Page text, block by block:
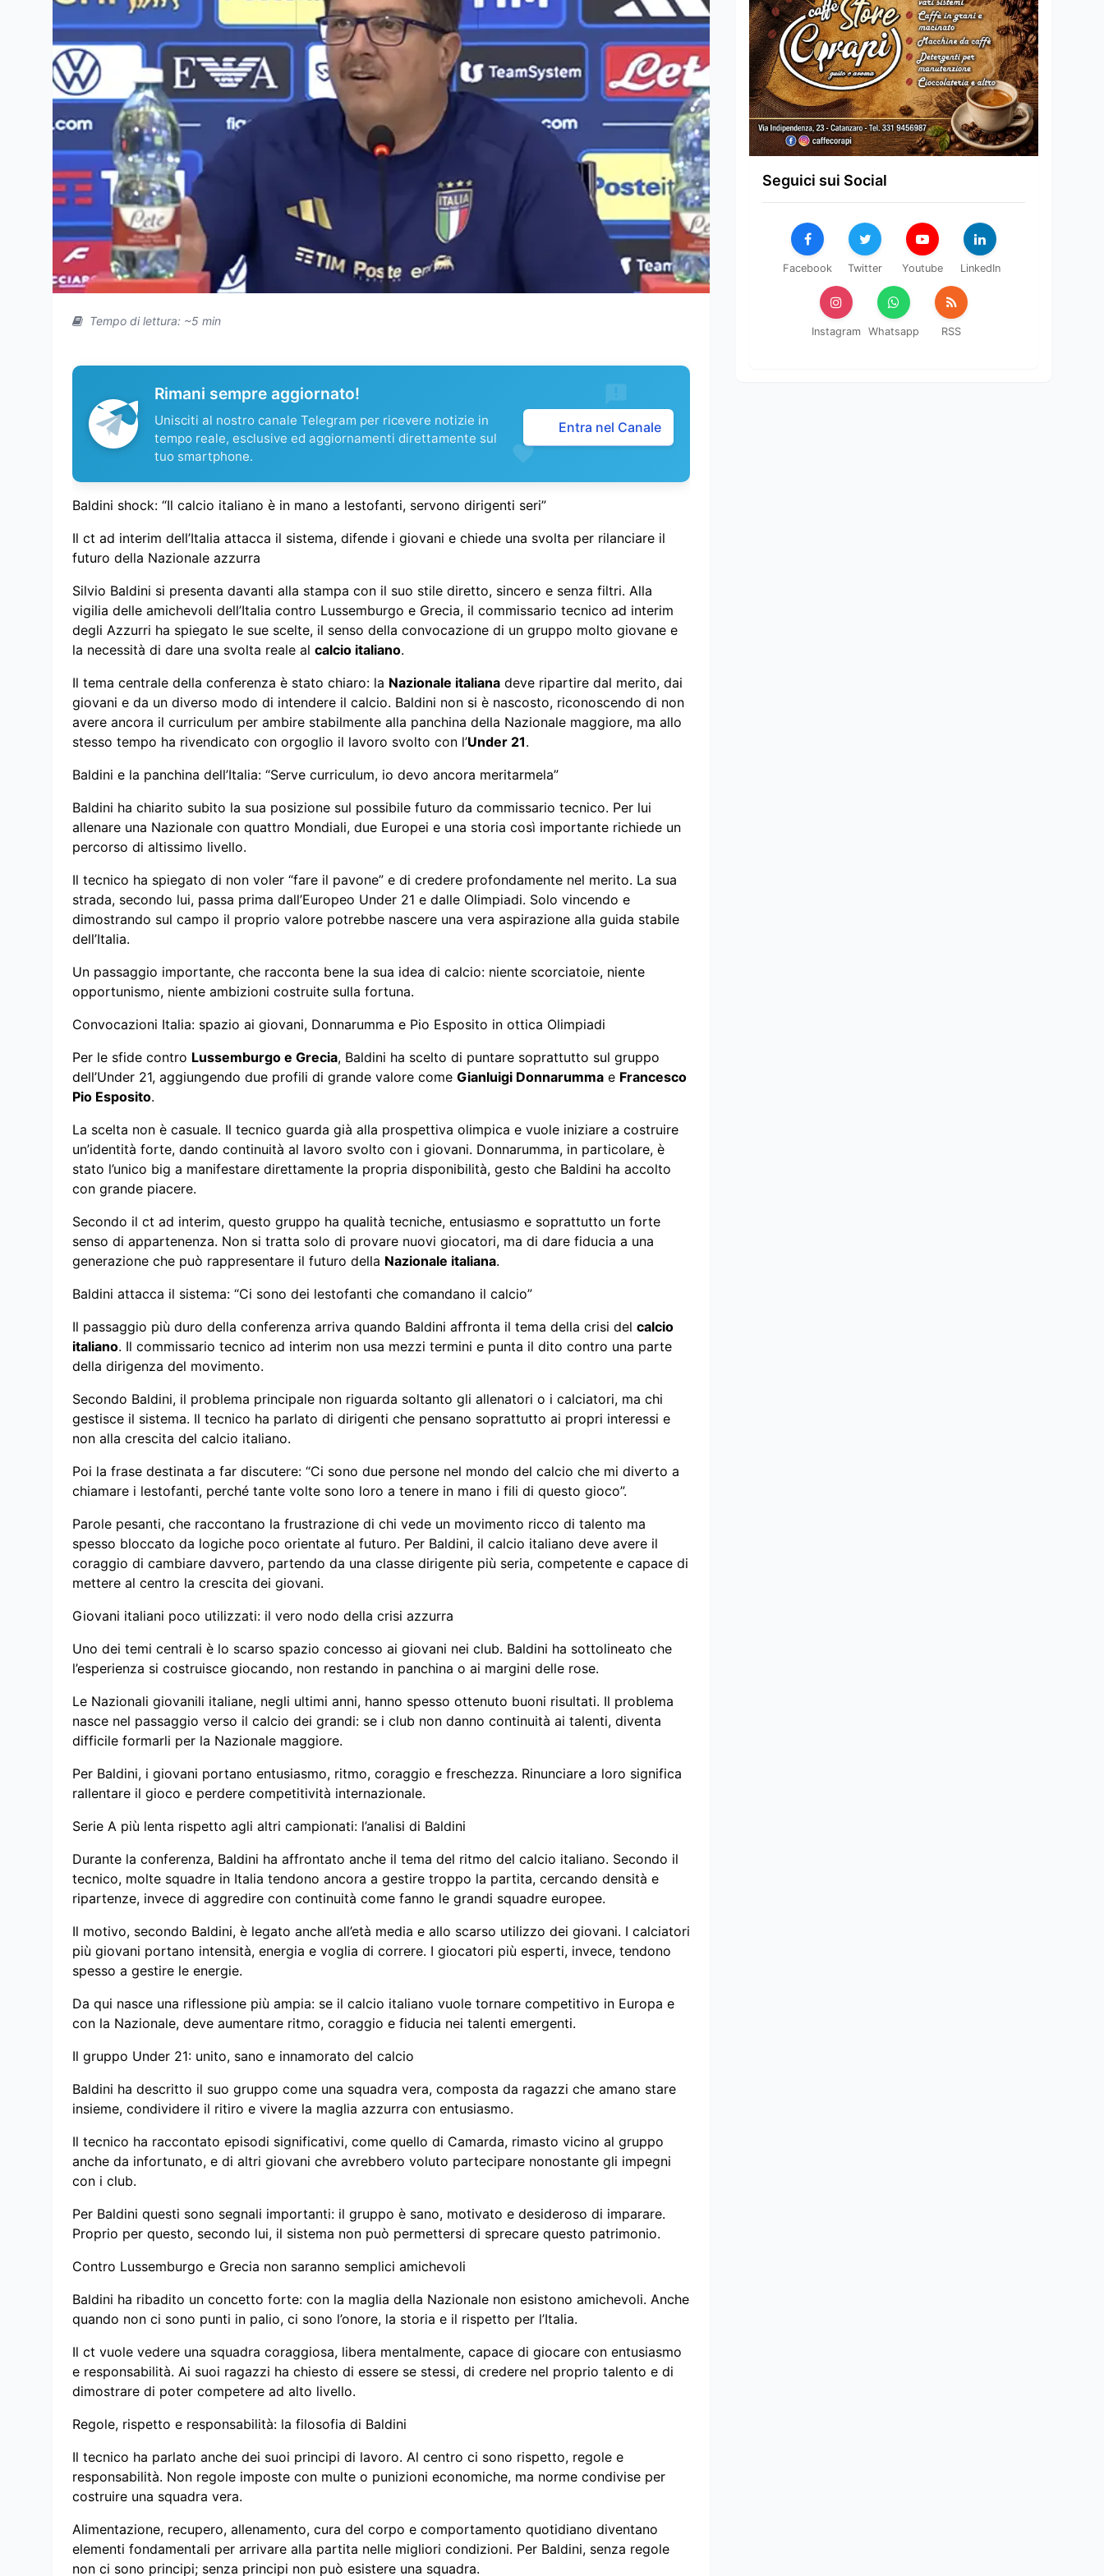
Tempo di lettura: ~5 min
Rimani sempre aggiornato!
Unisciti al nostro canale Telegram per ricevere notizie in
tempo reale, esclusive ed aggiornamenti direttamente sul
tuo smartphone.
Entra nel Canale
Baldini shock: “Il calcio italiano è in mano a lestofanti, servono dirigenti seri”
Il ct ad interim dell’Italia attacca il sistema, difende i giovani e chiede una svolta per rilanciare il
futuro della Nazionale azzurra
Silvio Baldini si presenta davanti alla stampa con il suo stile diretto, sincero e senza filtri. Alla
vigilia delle amichevoli dell’Italia contro Lussemburgo e Grecia, il commissario tecnico ad interim
degli Azzurri ha spiegato le sue scelte, il senso della convocazione di un gruppo molto giovane e
la necessità di dare una svolta reale al calcio italiano.
Il tema centrale della conferenza è stato chiaro: la Nazionale italiana deve ripartire dal merito, dai
giovani e da un diverso modo di intendere il calcio. Baldini non si è nascosto, riconoscendo di non
avere ancora il curriculum per ambire stabilmente alla panchina della Nazionale maggiore, ma allo
stesso tempo ha rivendicato con orgoglio il lavoro svolto con l’Under 21.
Baldini e la panchina dell’Italia: “Serve curriculum, io devo ancora meritarmela”
Baldini ha chiarito subito la sua posizione sul possibile futuro da commissario tecnico. Per lui
allenare una Nazionale con quattro Mondiali, due Europei e una storia così importante richiede un
percorso di altissimo livello.
Il tecnico ha spiegato di non voler “fare il pavone” e di credere profondamente nel merito. La sua
strada, secondo lui, passa prima dall’Europeo Under 21 e dalle Olimpiadi. Solo vincendo e
dimostrando sul campo il proprio valore potrebbe nascere una vera aspirazione alla guida stabile
dell’Italia.
Un passaggio importante, che racconta bene la sua idea di calcio: niente scorciatoie, niente
opportunismo, niente ambizioni costruite sulla fortuna.
Convocazioni Italia: spazio ai giovani, Donnarumma e Pio Esposito in ottica Olimpiadi
Per le sfide contro Lussemburgo e Grecia, Baldini ha scelto di puntare soprattutto sul gruppo
dell’Under 21, aggiungendo due profili di grande valore come Gianluigi Donnarumma e Francesco
Pio Esposito.
La scelta non è casuale. Il tecnico guarda già alla prospettiva olimpica e vuole iniziare a costruire
un’identità forte, dando continuità al lavoro svolto con i giovani. Donnarumma, in particolare, è
stato l’unico big a manifestare direttamente la propria disponibilità, gesto che Baldini ha accolto
con grande piacere.
Secondo il ct ad interim, questo gruppo ha qualità tecniche, entusiasmo e soprattutto un forte
senso di appartenenza. Non si tratta solo di provare nuovi giocatori, ma di dare fiducia a una
generazione che può rappresentare il futuro della Nazionale italiana.
Baldini attacca il sistema: “Ci sono dei lestofanti che comandano il calcio”
Il passaggio più duro della conferenza arriva quando Baldini affronta il tema della crisi del calcio
italiano. Il commissario tecnico ad interim non usa mezzi termini e punta il dito contro una parte
della dirigenza del movimento.
Secondo Baldini, il problema principale non riguarda soltanto gli allenatori o i calciatori, ma chi
gestisce il sistema. Il tecnico ha parlato di dirigenti che pensano soprattutto ai propri interessi e
non alla crescita del calcio italiano.
Poi la frase destinata a far discutere: “Ci sono due persone nel mondo del calcio che mi diverto a
chiamare i lestofanti, perché tante volte sono loro a tenere in mano i fili di questo gioco”.
Parole pesanti, che raccontano la frustrazione di chi vede un movimento ricco di talento ma
spesso bloccato da logiche poco orientate al futuro. Per Baldini, il calcio italiano deve avere il
coraggio di cambiare davvero, partendo da una classe dirigente più seria, competente e capace di
mettere al centro la crescita dei giovani.
Giovani italiani poco utilizzati: il vero nodo della crisi azzurra
Uno dei temi centrali è lo scarso spazio concesso ai giovani nei club. Baldini ha sottolineato che
l’esperienza si costruisce giocando, non restando in panchina o ai margini delle rose.
Le Nazionali giovanili italiane, negli ultimi anni, hanno spesso ottenuto buoni risultati. Il problema
nasce nel passaggio verso il calcio dei grandi: se i club non danno continuità ai talenti, diventa
difficile formarli per la Nazionale maggiore.
Per Baldini, i giovani portano entusiasmo, ritmo, coraggio e freschezza. Rinunciare a loro significa
rallentare il gioco e perdere competitività internazionale.
Serie A più lenta rispetto agli altri campionati: l’analisi di Baldini
Durante la conferenza, Baldini ha affrontato anche il tema del ritmo del calcio italiano. Secondo il
tecnico, molte squadre in Italia tendono ancora a gestire troppo la partita, cercando densità e
ripartenze, invece di aggredire con continuità come fanno le grandi squadre europee.
Il motivo, secondo Baldini, è legato anche all’età media e allo scarso utilizzo dei giovani. I calciatori
più giovani portano intensità, energia e voglia di correre. I giocatori più esperti, invece, tendono
spesso a gestire le energie.
Da qui nasce una riflessione più ampia: se il calcio italiano vuole tornare competitivo in Europa e
con la Nazionale, deve aumentare ritmo, coraggio e fiducia nei talenti emergenti.
Il gruppo Under 21: unito, sano e innamorato del calcio
Baldini ha descritto il suo gruppo come una squadra vera, composta da ragazzi che amano stare
insieme, condividere il ritiro e vivere la maglia azzurra con entusiasmo.
Il tecnico ha raccontato episodi significativi, come quello di Camarda, rimasto vicino al gruppo
anche da infortunato, e di altri giovani che avrebbero voluto partecipare nonostante gli impegni
con i club.
Per Baldini questi sono segnali importanti: il gruppo è sano, motivato e desideroso di imparare.
Proprio per questo, secondo lui, il sistema non può permettersi di sprecare questo patrimonio.
Contro Lussemburgo e Grecia non saranno semplici amichevoli
Baldini ha ribadito un concetto forte: con la maglia della Nazionale non esistono amichevoli. Anche
quando non ci sono punti in palio, ci sono l’onore, la storia e il rispetto per l’Italia.
Il ct vuole vedere una squadra coraggiosa, libera mentalmente, capace di giocare con entusiasmo
e responsabilità. Ai suoi ragazzi ha chiesto di essere se stessi, di credere nel proprio talento e di
dimostrare di poter competere ad alto livello.
Regole, rispetto e responsabilità: la filosofia di Baldini
Il tecnico ha parlato anche dei suoi principi di lavoro. Al centro ci sono rispetto, regole e
responsabilità. Non regole imposte con multe o punizioni economiche, ma norme condivise per
costruire una squadra vera.
Alimentazione, recupero, allenamento, cura del corpo e comportamento quotidiano diventano
elementi fondamentali per arrivare alla partita nelle migliori condizioni. Per Baldini, senza regole
non ci sono principi; senza principi non può esistere una squadra.
Seguici sui Social
Facebook Twitter Youtube LinkedIn
Instagram Whatsapp RSS